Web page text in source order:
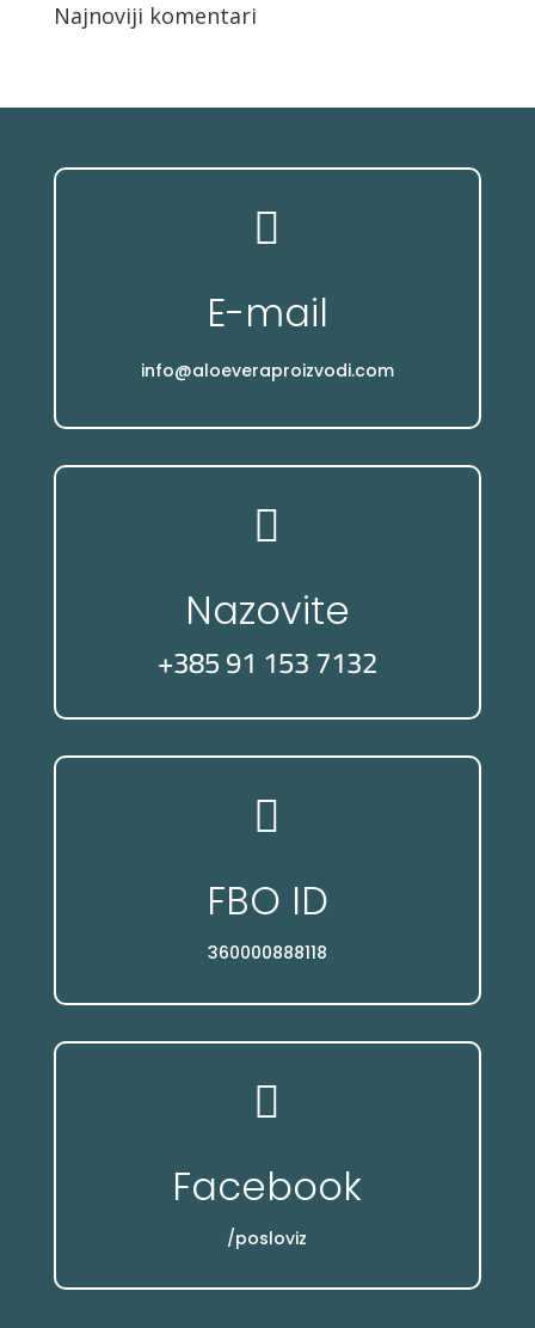
Najnoviji komentari

E-mail
info@aloeveraproizvodi.com

Nazovite
+385 91 153 7132

FBO ID
360000888118

Facebook
/posloviz